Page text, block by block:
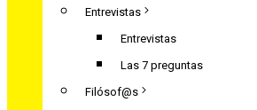
Entrevistas
Entrevistas
Las 7 preguntas
Filósof@s